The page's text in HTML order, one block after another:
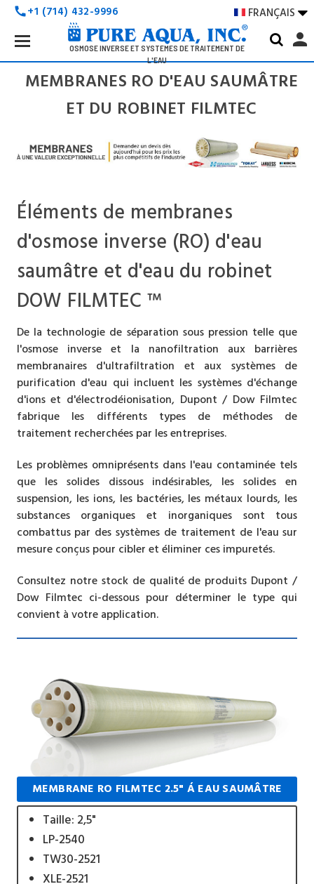
call+1 (714) 432-9996 FRANÇAIS 
OSMOSE INVERSE ET SYSTÈMES DE TRAITEMENT DE
L'EAU
Search
Keyword:
person
MEMBRANES RO D'EAU SAUMÂTRE
ET DU ROBINET FILMTEC
Éléments de membranes
d'osmose inverse (RO) d'eau
saumâtre et d'eau du robinet
DOW FILMTEC ™
De la technologie de séparation sous pression telle que
l'osmose inverse et la nanofiltration aux barrières
membranaires d'ultrafiltration et aux systèmes de
purification d'eau qui incluent les systèmes d'échange
d'ions et d'électrodéionisation, Dupont / Dow Filmtec
fabrique les différents types de méthodes de
traitement recherchées par les entreprises.
Les problèmes omniprésents dans l'eau contaminée tels
que les solides dissous indésirables, les solides en
suspension, les ions, les bactéries, les métaux lourds, les
substances organiques et inorganiques sont tous
combattus par des systèmes de traitement de l'eau sur
mesure conçus pour cibler et éliminer ces impuretés.
Consultez notre stock de qualité de produits Dupont /
Dow Filmtec ci-dessous pour déterminer le type qui
convient à votre application.
MEMBRANE RO FILMTEC 2.5" Á EAU SAUMÂTRE
Taille: 2,5"
LP-2540
TW30-2521
XLE-2521